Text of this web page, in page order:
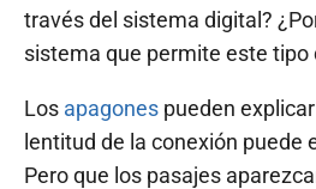
través del sistema digital?
sistema que permite este tipo
Los apagones pueden
lentitud de la conexión puede
Pero que los pasajes